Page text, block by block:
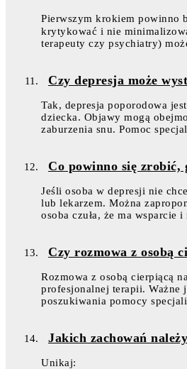
Pierwszym krokiem powinno
krytykować i nie
terapeuty czy psychiatry)
Czy depresja może
Tak, depresja poporodowa
dziecka. Objawy mogą
zaburzenia snu. Pomoc
Co powinno się zrobić,
Jeśli osoba w depresji nie
lub lekarzem. Można
osoba czuła, że ma wsparcie
Czy rozmowa z osobą
Rozmowa z osobą cierpiącą
profesjonalnej terapii. Ważne
poszukiwania pomocy
Jakich zachowań
Unikaj: